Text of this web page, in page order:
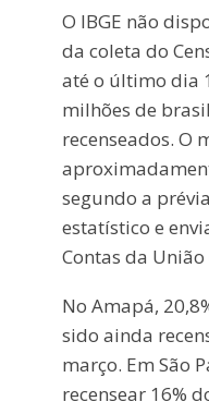
O IBGE não
da coleta do
até o último dia
milhões de
recenseados. O
segundo a
estatístico e
Contas da União
No Amapá,
sido ainda
março. Em São
recensear 16%